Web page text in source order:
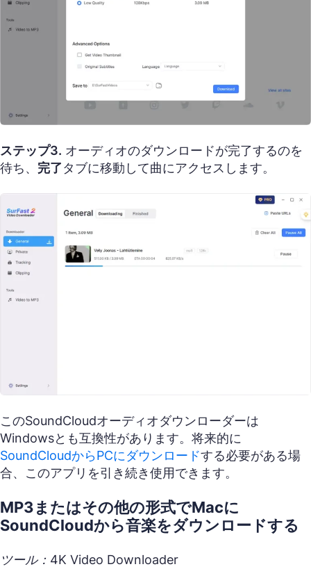
ステップ3. オーディオのダウンロードが完了するのを
待ち、 完了タブに移動して曲にアクセスします。
このSoundCloudオーディオダウンローダーは
Windowsとも互換性があります。将来的に
SoundCloudからPCにダウンロードする必要がある場
合、このアプリを引き続き使用できます。
MP3またはその他の形式でMacに
SoundCloudから音楽をダウンロードする
ツール：4K Video Downloader